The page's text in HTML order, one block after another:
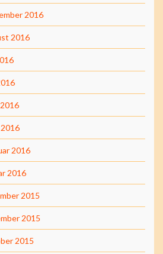
2016
2016
2016
2016
2015
2015
2015